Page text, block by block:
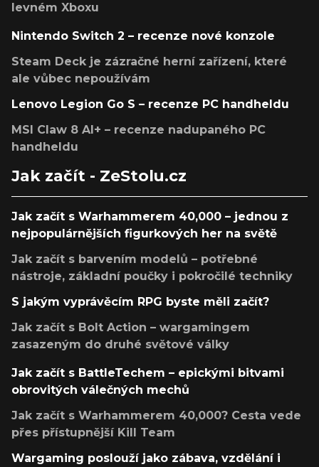
levném Xboxu
Nintendo Switch 2 – recenze nové konzole
Steam Deck je zázračné herní zařízení, které
ale vůbec nepoužívám
Lenovo Legion Go S – recenze PC handheldu
MSI Claw 8 AI+ – recenze nadupaného PC
handheldu
Jak začít - ZeStolu.cz
Jak začít s Warhammerem 40,000 – jednou z
nejpopulárnějších figurkových her na světě
Jak začít s barvením modelů – potřebné
nástroje, základní poučky i pokročilé techniky
S jakým vyprávěcím RPG byste měli začít?
Jak začít s Bolt Action – wargamingem
zasazeným do druhé světové války
Jak začít s BattleTechem – epickými bitvami
obrovitých válečných mechů
Jak začít s Warhammerem 40,000? Cesta vede
přes přístupnější Kill Team
Wargaming poslouží jako zábava, vzdělání i